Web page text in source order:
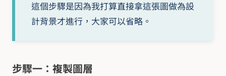
這個步驟是因為我打算直接拿這張圖做為設
計背景才進行，大家可以省略。
步驟一：複製圖層